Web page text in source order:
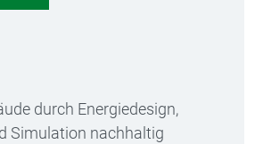
durch Energiedesign,
Simulation nachhaltig